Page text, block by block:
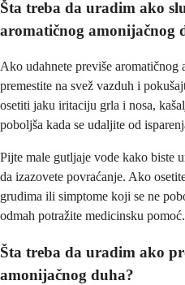
Šta treba da uradim ako
aromatičnog amonijačnog
Ako udahnete previše aromatičnog
premestite na svež vazduh i
osetiti jaku iritaciju grla i nosa,
poboljša kada se udaljite od
Pijte male gutljaje vode kako biste
da izazovete povraćanje. Ako
grudima ili simptome koji se ne
odmah potražite medicinsku pomoć.
Šta treba da uradim ako
amonijačnog duha?